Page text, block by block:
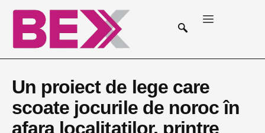
Un proiect de lege care
scoate jocurile de noroc în
afara localitatilor, printre